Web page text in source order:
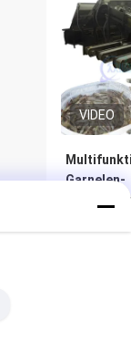
VIDEO
Garnelen-